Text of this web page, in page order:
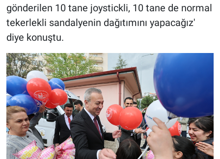
gönderilen 10 tane joystickli, 10 tane de normal
tekerlekli sandalyenin dağıtımını yapacağız'
diye konuştu.